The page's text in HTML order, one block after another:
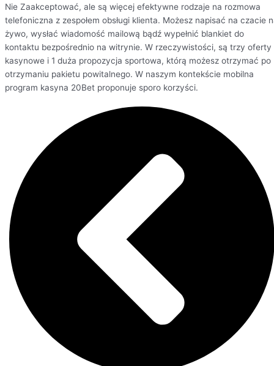
Nie Zaakceptować, ale są więcej efektywne rodzaje na rozmowa
telefoniczna z zespołem obsługi klienta. Możesz napisać na czacie
żywo, wysłać wiadomość mailową bądź wypełnić blankiet do
kontaktu bezpośrednio na witrynie. W rzeczywistości, są trzy oferty
kasynowe i 1 duża propozycja sportowa, którą możesz otrzymać po
otrzymaniu pakietu powitalnego. W naszym kontekście mobilna
program kasyna 20Bet proponuje sporo korzyści.